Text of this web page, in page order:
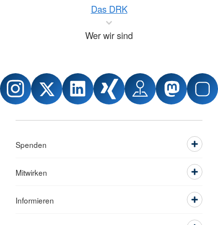
Das DRK
Wer wir sind
Spenden
Mitwirken
Informieren